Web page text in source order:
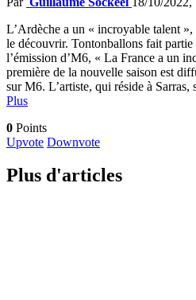
L’Ardèche a un « incroyable talent »,
le découvrir. Tontonballons fait partie
l’émission d’M6, « La France a un
première de la nouvelle saison est
sur M6. L’artiste, qui réside à
Plus
0 Points
Upvote Downvote
Plus d'articles